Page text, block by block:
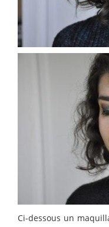
Ci-dessous un